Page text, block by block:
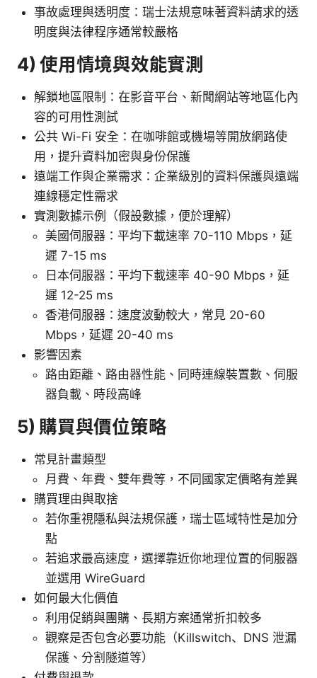
事故處理與透明度：瑞士法規意味著資料請求的透
明度與法律程序通常較嚴格
4) 使用情境與效能實測
解鎖地區限制：在影音平台、新聞網站等地區化內
容的可用性測試
公共 Wi-Fi 安全：在咖啡館或機場等開放網路使
用，提升資料加密與身份保護
遠端工作與企業需求：企業級別的資料保護與遠端
連線穩定性需求
實測數據示例（假設數據，便於理解）
美國伺服器：平均下載速率 70-110 Mbps，延
遲 7-15 ms
日本伺服器：平均下載速率 40-90 Mbps，延
遲 12-25 ms
香港伺服器：速度波動較大，常見 20-60
Mbps，延遲 20-40 ms
影響因素
路由距離、路由器性能、同時連線裝置數、伺服
器負載、時段高峰
5) 購買與價位策略
常見計畫類型
月費、年費、雙年費等，不同國家定價略有差異
購買理由與取捨
若你重視隱私與法規保護，瑞士區域特性是加分
點
若追求最高速度，選擇靠近你地理位置的伺服器
並選用 WireGuard
如何最大化價值
利用促銷與團購、長期方案通常折扣較多
觀察是否包含必要功能（Killswitch、DNS 泄漏
保護、分割隧道等）